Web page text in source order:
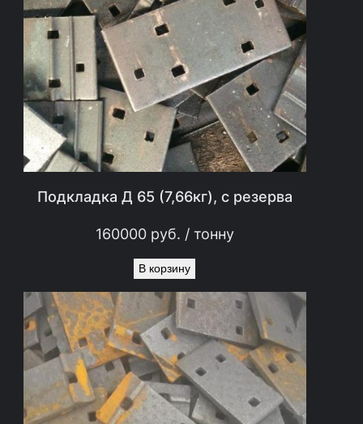
Подкладка Д 65 (7,66кг), с резерва
160000руб. / тонну
В корзину